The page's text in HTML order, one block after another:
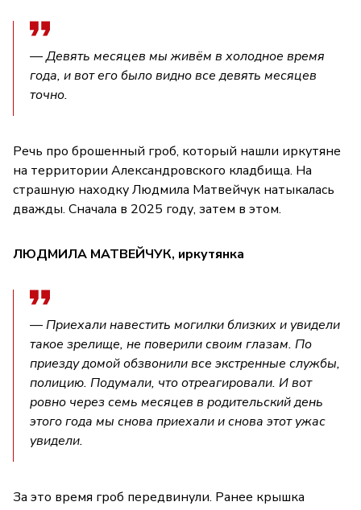
— Девять месяцев мы живём в холодное время
года, и вот его было видно все девять месяцев
точно.
Речь про брошенный гроб, который нашли иркутяне
на территории Александровского кладбища. На
страшную находку Людмила Матвейчук натыкалась
дважды. Сначала в 2025 году, затем в этом.
ЛЮДМИЛА МАТВЕЙЧУК, иркутянка
— Приехали навестить могилки близких и увидели
такое зрелище, не поверили своим глазам. По
приезду домой обзвонили все экстренные службы,
полицию. Подумали, что отреагировали. И вот
ровно через семь месяцев в родительский день
этого года мы снова приехали и снова этот ужас
увидели.
За это время гроб передвинули. Ранее крышка